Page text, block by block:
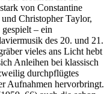
von Constantine
Christopher Taylor,
– ein
des 20. und 21.
vieles ans Licht hebt
Anleihen bei klassisch
durchpflügtes
Aufnahmen hervorbringt.